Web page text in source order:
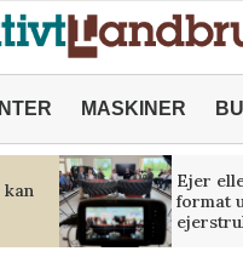
MASKINER
kan
Ejer
format